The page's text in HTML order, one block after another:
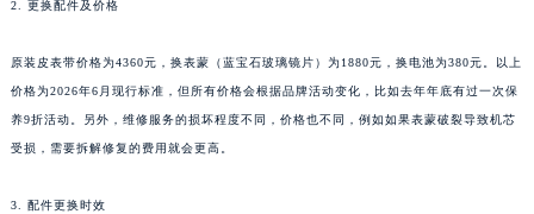
2. 更换配件及价格
原装皮表带价格为4360元，换表蒙（蓝宝石玻璃镜片）为1880元，换电池为380元。以上
价格为2026年6月现行标准，但所有价格会根据品牌活动变化，比如去年年底有过一次保
养9折活动。另外，维修服务的损坏程度不同，价格也不同，例如如果表蒙破裂导致机芯
受损，需要拆解修复的费用就会更高。
3. 配件更换时效